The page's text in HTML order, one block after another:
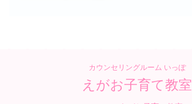
カウンセリングルーム いっぽ
えがお子育て教室